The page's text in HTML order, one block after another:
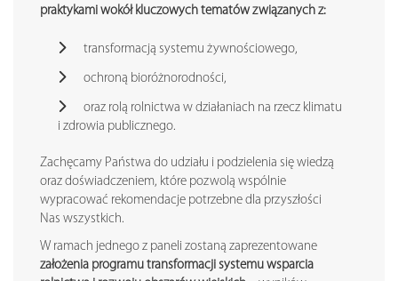
praktykami wokół kluczowych tematów związanych z:
transformacją systemu żywnościowego,
ochroną bioróżnorodności,
oraz rolą rolnictwa w działaniach na rzecz klimatu
i zdrowia publicznego.
Zachęcamy Państwa do udziału i podzielenia się wiedzą
oraz doświadczeniem, które pozwolą wspólnie
wypracować rekomendacje potrzebne dla przyszłości
Nas wszystkich.
W ramach jednego z paneli zostaną zaprezentowane
założenia programu transformacji systemu wsparcia